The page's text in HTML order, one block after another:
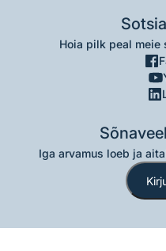
Hoia pilk peal meie
Iga arvamus loeb ja